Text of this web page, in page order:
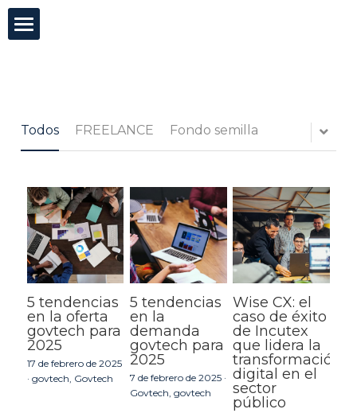
Mentorías
Blog
Test de agilidad
Buscar
Todos FREELANCE Fondo semilla
5 tendencias
en la oferta
govtech para
2025
17 de febrero de 2025
· govtech, Govtech
5 tendencias
en la
demanda
govtech para
2025
7 de febrero de 2025 ·
Govtech, govtech
Wise CX: el
caso de éxito
de Incutex
que lidera la
transformación
digital en el
sector
público